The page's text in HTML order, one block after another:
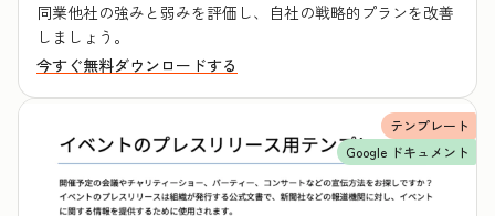
同業他社の強みと弱みを評価し、自社の戦略的プランを改善
しましょう。
今すぐ無料ダウンロードする
テンプレート
Google ドキュメント